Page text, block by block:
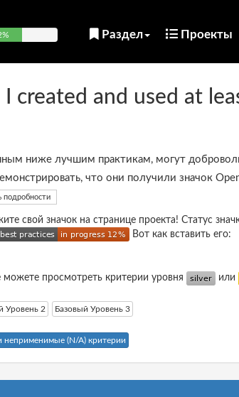
Раздел Проекты
created and used at
ниже лучшим практикам, могут
что они получили значок
подробности
свой значок на странице проекта! Статус
Вот как вставить его:
просмотреть критерии уровня или
Уровень 2 Базовый Уровень 3
(N/A) критерии